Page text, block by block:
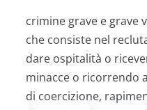
crimine grave e grave
che consiste nel
dare ospitalità o
minacce o ricorrendo
di coercizione,